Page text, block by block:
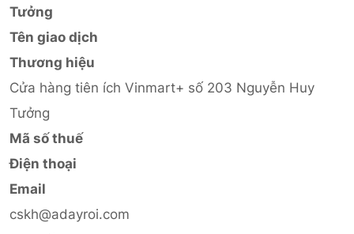
Tưởng
Tên giao dịch
Thương hiệu
Cửa hàng tiên ích Vinmart+ số 203 Nguyễn Huy
Tưởng
Mã số thuế
Điện thoại
Email
cskh@adayroi.com